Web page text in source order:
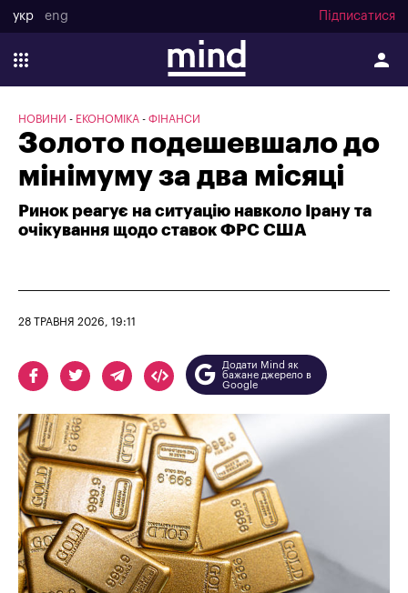
укр eng Підписатися
НОВИНИ ЕКОНОМІКА ФІНАНСИ
Золото подешевшало до
мінімуму за два місяці
Ринок реагує на ситуацію навколо Ірану та
очікування щодо ставок ФРС США
28 ТРАВНЯ 2026, 19:11
Додати Mind як
бажане джерело в
Google